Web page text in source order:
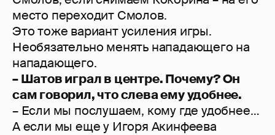
место переходит Смолов.
Это тоже вариант усиления игры.
Необязательно менять нападающего на
нападающего.
– Шатов играл в центре. Почему? Он
сам говорил, что слева ему удобнее.
– Если мы послушаем, кому где удобнее…
А если мы еще у Игоря Акинфеева